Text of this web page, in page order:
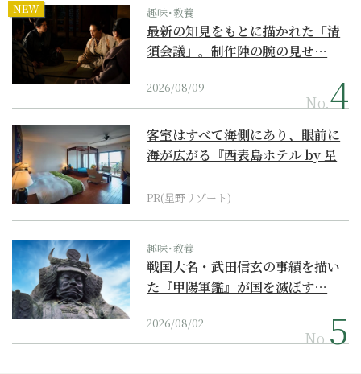
NEW 趣味･教養
最新の知見をもとに描かれた「清
須会議」。制作陣の腕の見せ…
2026/08/09
No.
客室はすべて海側にあり、眼前に
海が広がる『西表島ホテル by 星
PR(星野リゾート)
趣味･教養
戦国大名・武田信玄の事績を描い
た『甲陽軍鑑』が国を滅ぼす…
2026/08/02
No.